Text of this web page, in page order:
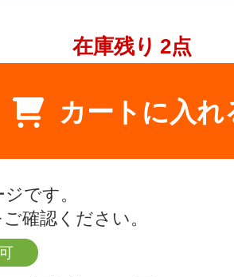
在庫残り 2点
カートに入れ
です。
ご確認ください。